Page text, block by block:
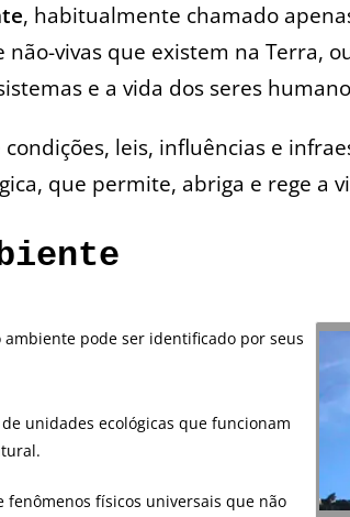
, habitualmente chamado
não-vivas que existem na Terra,
e a vida dos seres
condições, leis, influências e
que permite, abriga e rege a
ambiente pode ser identificado por seus
unidades ecológicas que funcionam
fenômenos físicos universais que não